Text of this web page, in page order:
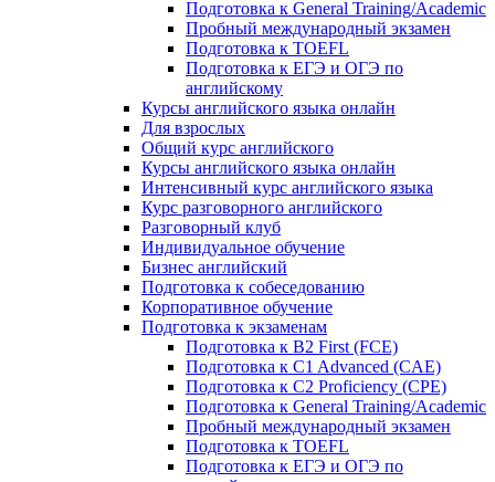
Подготовка к General Training/Academic
Пробный международный экзамен
Подготовка к TOEFL
Подготовка к ЕГЭ и ОГЭ по
английскому
Курсы английского языка онлайн
Для взрослых
Общий курс английского
Курсы английского языка онлайн
Интенсивный курс английского языка
Курс разговорного английского
Разговорный клуб
Индивидуальное обучение
Бизнес английский
Подготовка к собеседованию
Корпоративное обучение
Подготовка к экзаменам
Подготовка к B2 First (FCE)
Подготовка к C1 Advanced (CAE)
Подготовка к C2 Proficiency (CPE)
Подготовка к General Training/Academic
Пробный международный экзамен
Подготовка к TOEFL
Подготовка к ЕГЭ и ОГЭ по